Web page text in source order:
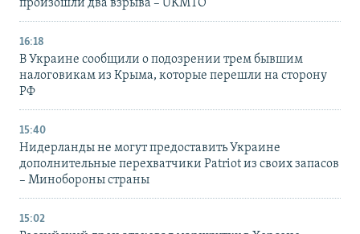
произошли два взрыва – UKMTO
16:18
В Украине сообщили о подозрении трем бывшим
налоговикам из Крыма, которые перешли на сторону
РФ
15:40
Нидерланды не могут предоставить Украине
дополнительные перехватчики Patriot из своих запасов
– Минобороны страны
15:02